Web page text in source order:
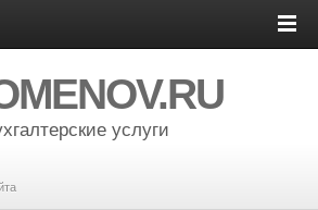
услуги